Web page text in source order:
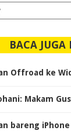
BACA JUGA
Offroad ke
Makam
bareng iPhone